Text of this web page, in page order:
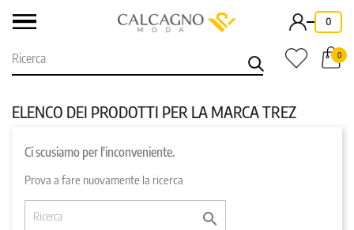
- 0
0
ELENCO DEI PRODOTTI PER LA MARCA TREZ
Ci scusiamo per l'inconveniente.
Prova a fare nuovamente la ricerca
